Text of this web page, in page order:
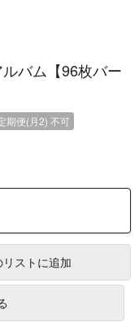
バム【96枚バー
期便(月2) 不可
ストに追加